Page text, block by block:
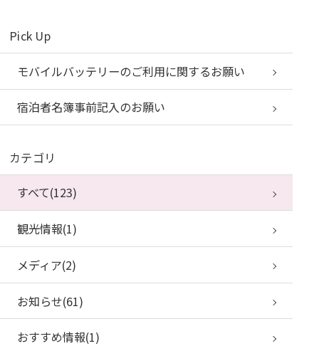
Pick Up
モバイルバッテリーのご利用に関するお願い
宿泊者名簿事前記入のお願い
カテゴリ
すべて(123)
観光情報(1)
メディア(2)
お知らせ(61)
おすすめ情報(1)